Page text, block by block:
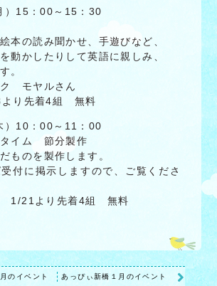
）15：00～15：30
本の読み聞かせ、手遊びなど、
動かしたりして英語に親しみ、
。
モヤルさん
り先着4組 無料
）10：00～11：00
タイム 節分製作
ものを製作します。
付に掲示しますので、ご覧くださ
1/21より先着4組 無料
のイベント あっぴぃ新橋１月のイベント